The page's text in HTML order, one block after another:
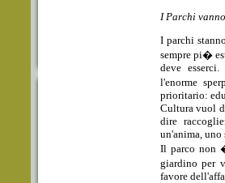
I Parchi
I parchi
sempre pi�
deve
l'enorme
prioritario:
Cultura vuol
dire
un'anima, uno
Il parco non
giardino per
favore